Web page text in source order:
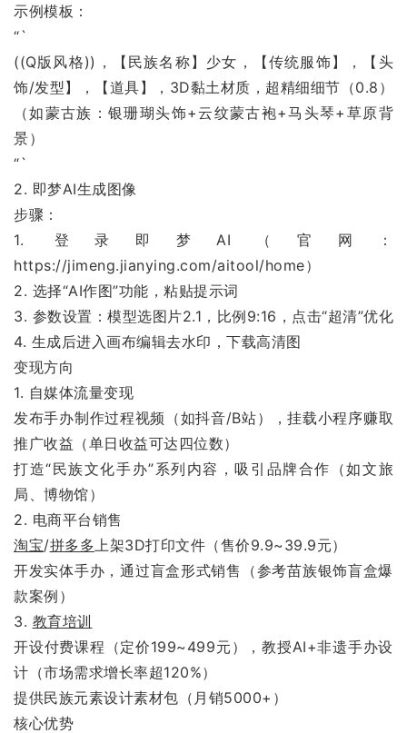
示例模板：
“`
((Q版风格))，【民族名称】少女，【传统服饰】，【头
饰/发型】，【道具】，3D黏土材质，超精细细节（0.8）
（如蒙古族：银珊瑚头饰+云纹蒙古袍+马头琴+草原背
景）
“`
2. 即梦AI生成图像
步骤：
1. 登录即梦AI（官网：
https://jimeng.jianying.com/aitool/home）
2. 选择“AI作图”功能，粘贴提示词
3. 参数设置：模型选图片2.1，比例9:16，点击“超清”优化
4. 生成后进入画布编辑去水印，下载高清图
变现方向
1. 自媒体流量变现
发布手办制作过程视频（如抖音/B站），挂载小程序赚取
推广收益（单日收益可达四位数）
打造“民族文化手办”系列内容，吸引品牌合作（如文旅
局、博物馆）
2. 电商平台销售
淘宝/拼多多 上架3D打印文件（售价9.9~39.9元）
开发实体手办，通过盲盒形式销售（参考苗族银饰盲盒爆
款案例）
3. 教育培训
开设付费课程（定价199~499元），教授AI+非遗手办设
计（市场需求增长率超120%）
提供民族元素设计素材包（月销5000+）
核心优势